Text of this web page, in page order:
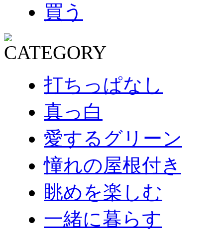
買う
打ちっぱなし
真っ白
愛するグリーン
憧れの屋根付き
眺めを楽しむ
一緒に暮らす